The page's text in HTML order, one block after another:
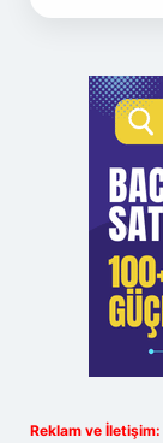
Reklam ve İletişim: